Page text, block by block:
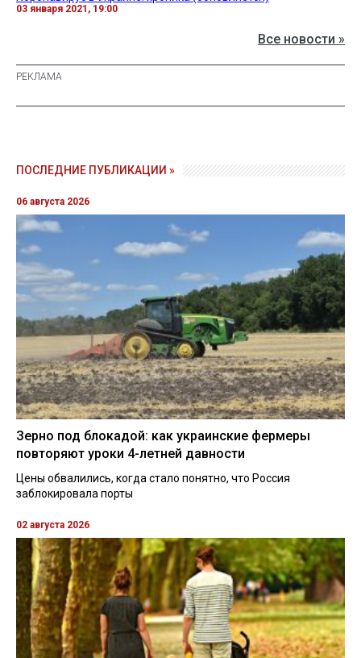
03 января 2021, 19:00
Все новости »
ПОСЛЕДНИЕ ПУБЛИКАЦИИ »
06 августа 2026
Зерно под блокадой: как украинские фермеры
повторяют уроки 4-летней давности
Цены обвалились, когда стало понятно, что Россия
заблокировала порты
02 августа 2026